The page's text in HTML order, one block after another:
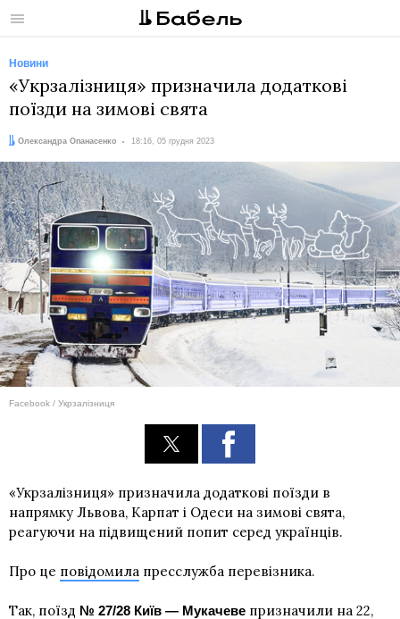
Меню
Новини
«Укрзалізниця» призначила додаткові
поїзди на зимові свята
Автор:
Олександра Опанасенко
Дата: 18:16, 05 грудня 2023
Facebook / Укрзалізниця
«Укрзалізниця» призначила додаткові поїзди в
напрямку Львова, Карпат і Одеси на зимові свята,
реагуючи на підвищений попит серед українців.
Про це повідомила пресслужба перевізника.
Так, поїзд № 27/28 Київ — Мукачеве призначили на 22,